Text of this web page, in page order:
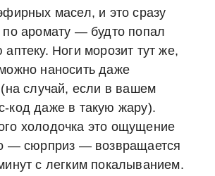
масел, и это сразу
по аромату — будто попал
аптеку. Ноги морозит тут же,
наносить даже
(на случай, если в вашем
код даже в такую жару).
холодочка это ощущение
— сюрприз — возвращается
с легким покалыванием.